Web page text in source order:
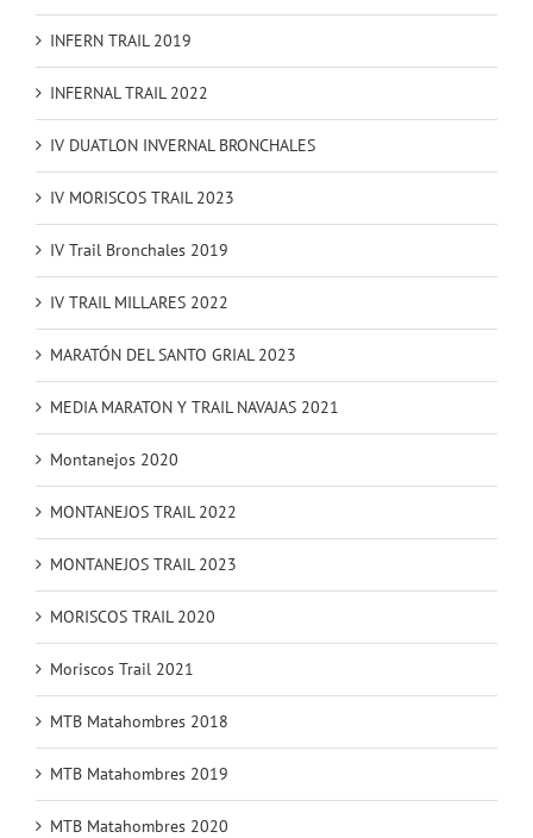
INFERN TRAIL 2019
INFERNAL TRAIL 2022
IV DUATLON INVERNAL BRONCHALES
IV MORISCOS TRAIL 2023
IV Trail Bronchales 2019
IV TRAIL MILLARES 2022
MARATÓN DEL SANTO GRIAL 2023
MEDIA MARATON Y TRAIL NAVAJAS 2021
Montanejos 2020
MONTANEJOS TRAIL 2022
MONTANEJOS TRAIL 2023
MORISCOS TRAIL 2020
Moriscos Trail 2021
MTB Matahombres 2018
MTB Matahombres 2019
MTB Matahombres 2020